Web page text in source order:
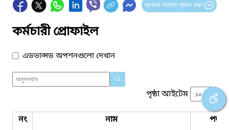
আপনার মতামত প্রদান করুন
কর্মচারী প্রোফাইল
এডভান্সড অপশনগুলো দেখান
পৃষ্ঠা আইটেম
নং নাম পদবি